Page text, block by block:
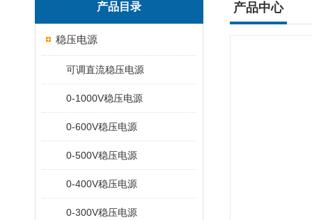
产品目录
稳压电源
可调直流稳压电源
0-1000V稳压电源
0-600V稳压电源
0-500V稳压电源
0-400V稳压电源
0-300V稳压电源
产品中心